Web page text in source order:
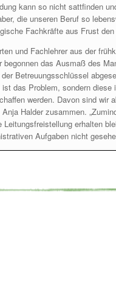
kann so nicht sattfinden
die unseren Beruf so
Fachkräfte aus Frust
und Fachlehrer aus der
das Ausmaß des
Betreuungsschlüssel
das Problem, sondern
werden. Davon sind
Halder zusammen.
Leitungsfreistellung erhalten
Aufgaben nicht